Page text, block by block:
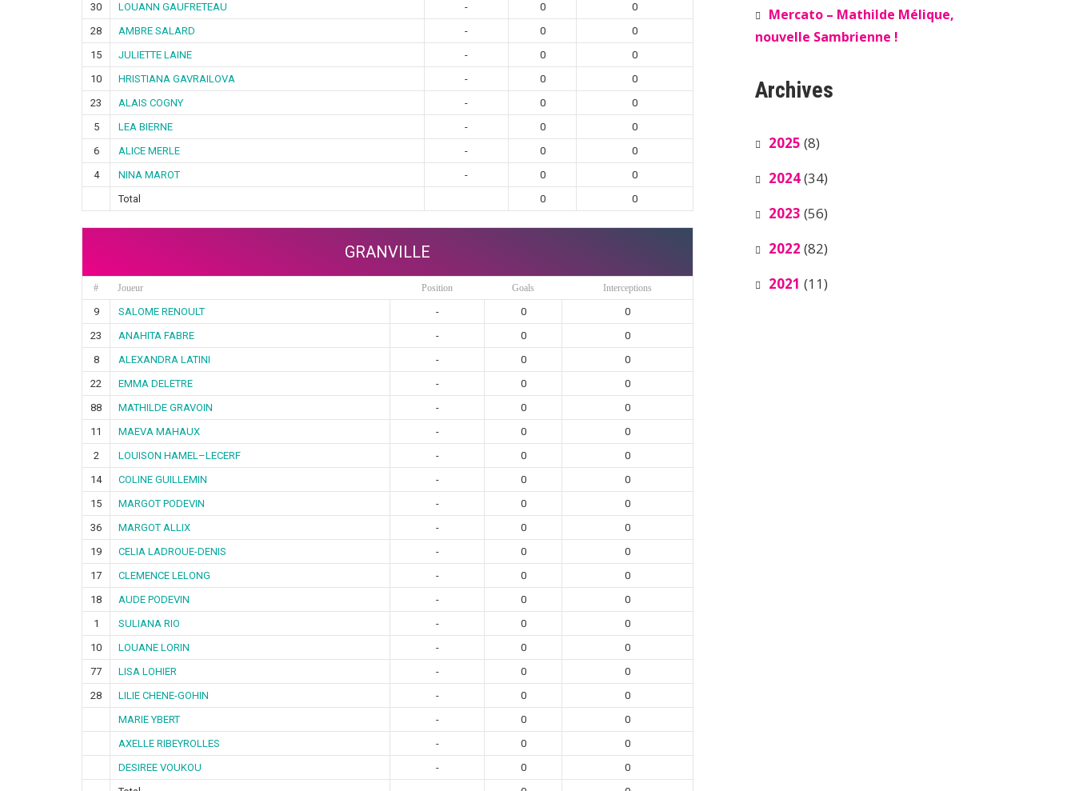
30
LOUANN GAUFRETEAU - 0
0
28
AMBRE SALARD - 0
0
15
JULIETTE LAINE - 0
0
10
HRISTIANA GAVRAILOVA - 0
0
23
ALAIS COGNY - 0
0
5
LEA BIERNE - 0
0
6
ALICE MERLE - 0
0
4
NINA MAROT - 0
0
Total
0 0
GRANVILLE
# Joueur Position Goals Interceptions
9 SALOME RENOULT - 0
0
23
ANAHITA FABRE - 0
0
8
ALEXANDRA LATINI - 0
0
22
EMMA DELETRE - 0
0
88
MATHILDE GRAVOIN - 0
0
11
MAEVA MAHAUX - 0
0
2
LOUISON HAMEL–LECERF - 0
0
14
COLINE GUILLEMIN - 0
0
15
MARGOT PODEVIN - 0
0
36
MARGOT ALLIX - 0
0
19
CELIA LADROUE-DENIS - 0
0
17
CLEMENCE LELONG - 0
0
18
AUDE PODEVIN - 0
0
1
SULIANA RIO - 0
0
10
LOUANE LORIN - 0
0
77
LISA LOHIER - 0
0
28
LILIE CHENE-GOHIN - 0
0
MARIE YBERT
- 0
0
AXELLE RIBEYROLLES
- 0
0
DESIREE VOUKOU
- 0
0
Mercato – Mathilde Mélique,
nouvelle Sambrienne !
Archives
2025 (8)
2024(34)
2023 (56)
2022 (82)
2021 (11)